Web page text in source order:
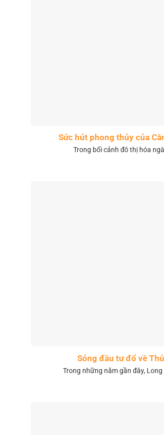
Sức hút phong thủy của
Trong bối cảnh đô thị hóa
Sóng đầu tư đổ về
Trong những năm gần đây,